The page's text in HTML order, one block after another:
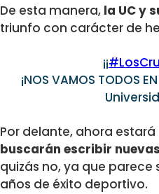
De esta manera, la UC y
triunfo con carácter de
¡¡
¡NOS VAMOS TODOS
Por delante, ahora
buscarán escribir
quizás no, ya que
años de éxito deportivo.